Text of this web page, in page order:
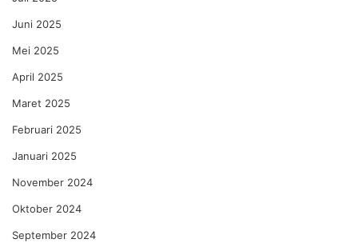
Juni 2025
Mei 2025
April 2025
Maret 2025
Februari 2025
Januari 2025
November 2024
Oktober 2024
September 2024